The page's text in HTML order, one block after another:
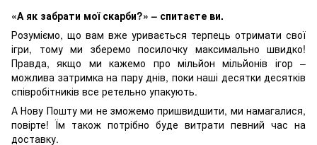
«А як забрати мої скарби?» – спитаєте ви.
Розуміємо, що вам вже уривається терпець отримати свої
ігри, тому ми зберемо посилочку максимально швидко!
Правда, якщо ми кажемо про мільйон мільйонів ігор –
можлива затримка на пару днів, поки наші десятки десятків
співробітників все ретельно упакують.
А Нову Пошту ми не зможемо пришвидшити, ми намагалися,
повірте! Їм також потрібно буде витрати певний час на
доставку.